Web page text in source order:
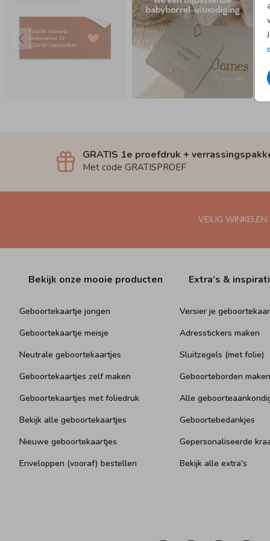
GRATIS 1e proefdruk +
Met code GRATISPROEF
VEILIG WINKELEN
Bekijk onze mooie producten
Geboortekaartje jongen
Geboortekaartje meisje
Neutrale geboortekaartjes
Geboortekaartjes zelf maken
Geboortekaartjes met foliedruk
Bekijk alle geboortekaartjes
Nieuwe geboortekaartjes
Enveloppen (vooraf) bestellen
Extra’s &
Versier je
Adresstickers maken
Sluitzegels (met folie)
Geboorteborden maken
Alle
Geboortebedankjes
Gepersonaliseerde
Bekijk alle extra's